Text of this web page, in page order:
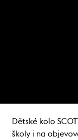
Dětské kolo
školy i na